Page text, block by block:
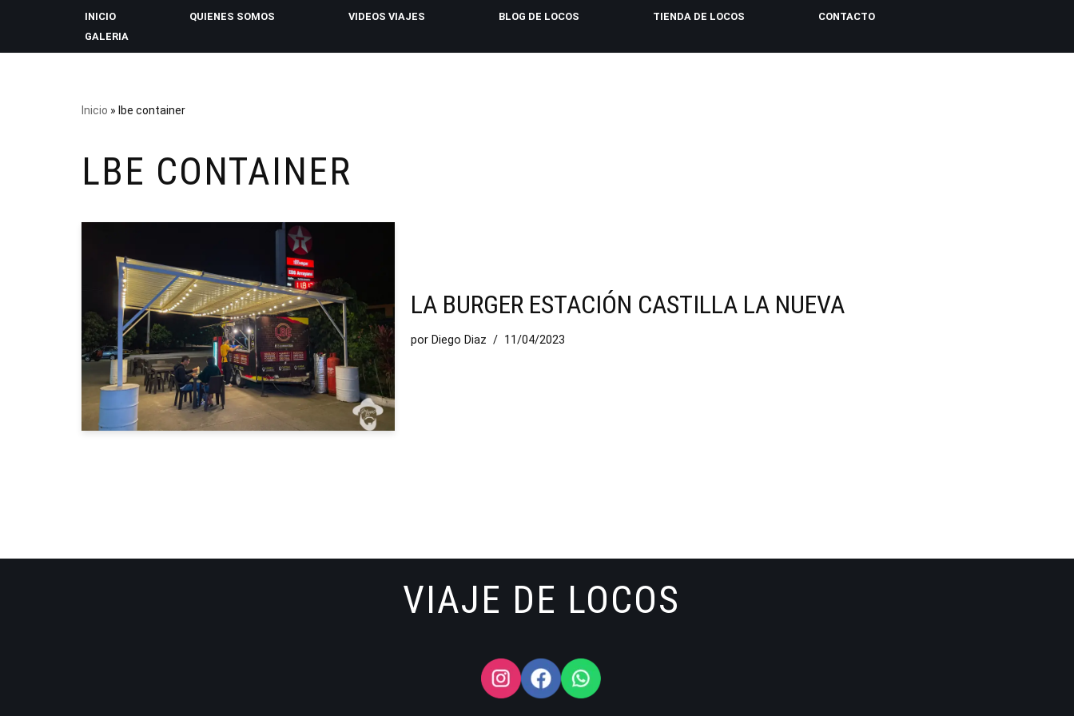
INICIO QUIENES SOMOS VIDEOS VIAJES BLOG DE LOCOS TIENDA DE LOCOS
CONTACTO
GALERIA
Inicio » lbe container
LBE CONTAINER
LA BURGER ESTACIÓN CASTILLA LA NUEVA
por Diego Diaz 11/04/2023
VIAJE DE LOCOS